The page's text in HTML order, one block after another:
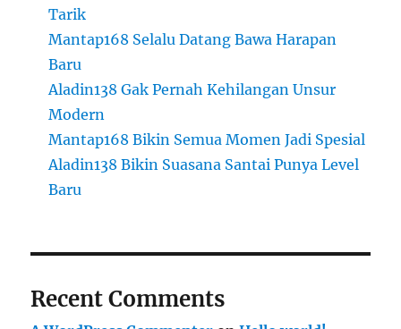
Tarik
Mantap168 Selalu Datang Bawa Harapan
Baru
Aladin138 Gak Pernah Kehilangan Unsur
Modern
Mantap168 Bikin Semua Momen Jadi Spesial
Aladin138 Bikin Suasana Santai Punya Level
Baru
Recent Comments